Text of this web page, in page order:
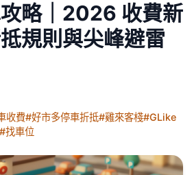
略｜2026 收費新
規則與尖峰避雷
收費#好市多停車折抵#雞來客棧#GLike
#找車位